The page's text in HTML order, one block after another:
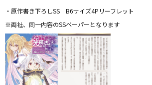
・原作書き下ろしSS B6サイズ4Pリーフレット
※両社、同一内容のSSペーパーとなります